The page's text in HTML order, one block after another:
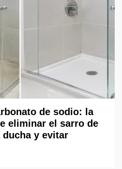
de sodio: la
eliminar el sarro de
y evitar